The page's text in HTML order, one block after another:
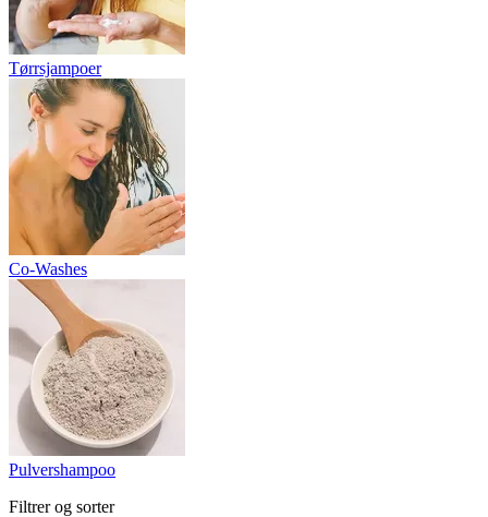
Tørrsjampoer
Co-Washes
Pulvershampoo
Filtrer og sorter